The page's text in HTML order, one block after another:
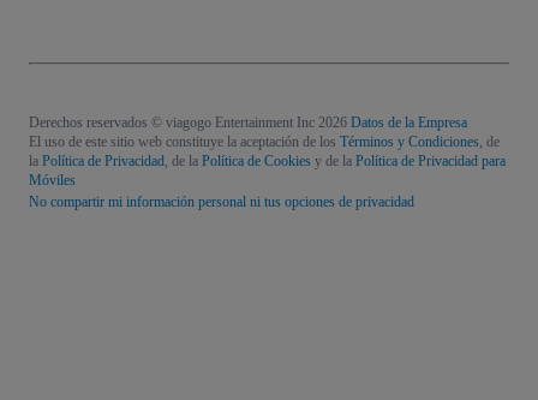
Derechos reservados © viagogo Entertainment Inc 2026 Datos de la Empresa
El uso de este sitio web constituye la aceptación de los Términos y Condiciones , de
la Política de Privacidad , de la Política de Cookies y de la Política de Privacidad para
Móviles
No compartir mi información personal ni tus opciones de privacidad